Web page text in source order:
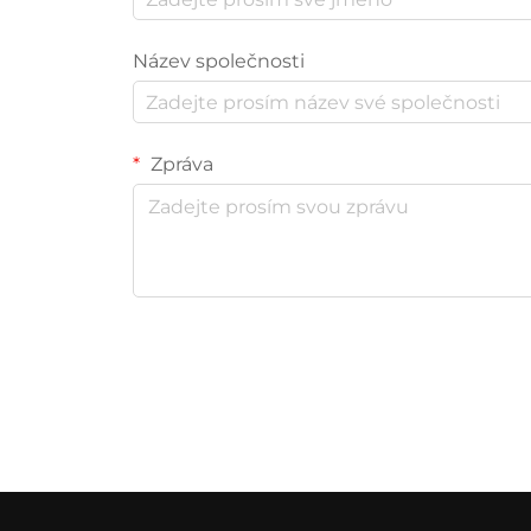
Název společnosti
Zpráva